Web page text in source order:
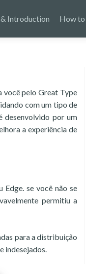
Introduction How to
você pelo Great Type
com um tipo de
desenvolvido por um
a experiência de
se você não se
permitiu a
para a distribuição
indesejados.